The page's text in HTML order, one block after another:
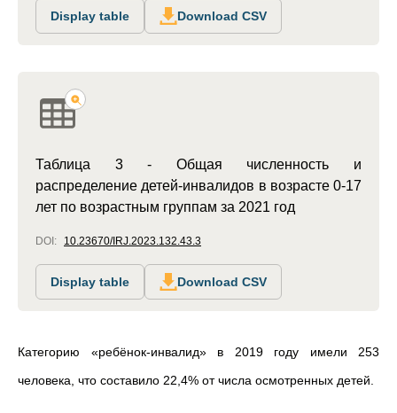
Display table Download CSV
Таблица 3 - Общая численность и
распределение детей-инвалидов в возрасте 0-17
лет по возрастным группам за 2021 год
DOI: 10.23670/IRJ.2023.132.43.3
Display table Download CSV
Категорию «ребёнок-инвалид» в 2019 году имели 253
человека, что составило 22,4% от числа осмотренных детей.